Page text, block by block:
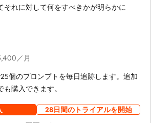
それに対して何をすべきかが明らかに
／月
個のプロンプトを毎日追跡します。追加
購入できます。
28日間のトライアルを開始